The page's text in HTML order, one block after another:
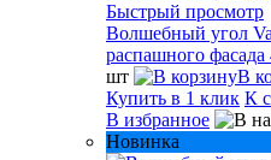
Быстрый просмотр
Волшебный угол
распашного
шт
В
Купить в 1 клик К
В избранное
Новинка